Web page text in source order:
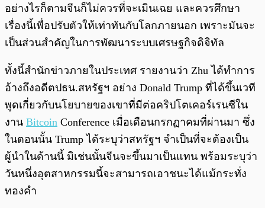
อย่างไรก็ตามจีนก็ไม่ควรที่จะเมินเฉย และควรศึกษา
เรื่องนี้เพื่อปรับตัวให้เท่าทันกับโลกภายนอก เพราะมันจะ
เป็นส่วนสำคัญในการพัฒนาระบบเศรษฐกิจดิจิทัล
ทั้งนี้สำนักข่าวภายในประเทศ รายงานว่า Zhu ได้ทำการ
อ้างถึงอดีตปธน.สหรัฐฯ อย่าง Donald Trump ที่ได้ขึ้นเวที
พูดเกี่ยวกับนโยบายของเขาที่มีต่อคริปโตเคอร์เรนซีใน
งาน Bitcoin Conference เมื่อเดือนกรกฏาคมที่ผ่านมา ซึ่ง
ในตอนนั้น Trump ได้ระบุว่าสหรัฐฯ จำเป็นที่จะต้องเป็น
ผู้นำในด้านนี้ มิเช่นนั้นจีนจะขึ้นมาเป็นแทน พร้อมระบุว่า
วันหนึ่งอุตสาหกรรมนี้จะสามารถเอาชนะได้แม้กระทั่ง
ทองคำ